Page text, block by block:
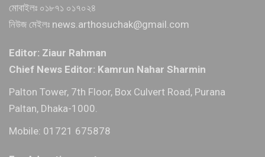
মোবাইলঃ ০১৮৭১ ০১৭০২৪
নিউজ মেইলঃ news.arthosuchak@gmail.com
Editor: Ziaur Rahman
Chief News Editor: Kamrun Nahar Sharmin
Palton Tower, 7th Floor, Box Culvert Road, Purana
Paltan, Dhaka-1000.
Mobile: 01721 675878